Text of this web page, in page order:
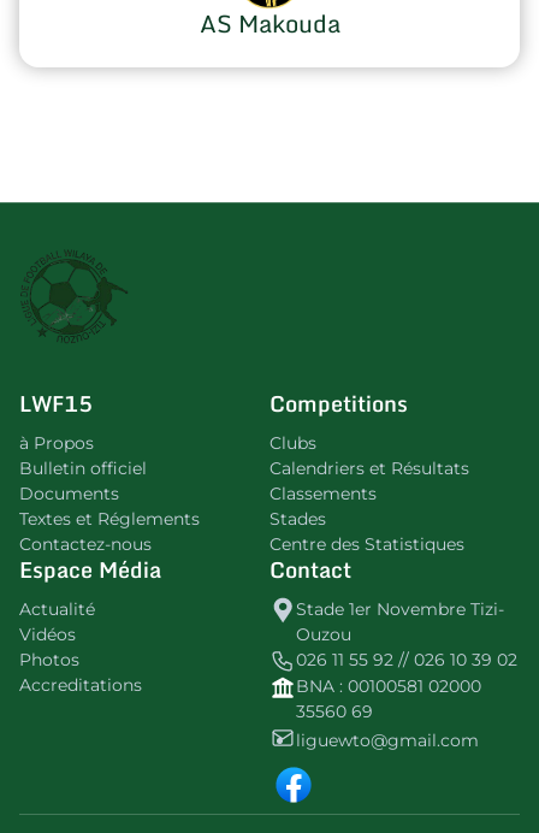
AS Makouda
LWF15
à Propos
Bulletin officiel
Documents
Textes et Réglements
Contactez-nous
Competitions
Clubs
Calendriers et Résultats
Classements
Stades
Centre des Statistiques
Espace Média
Actualité
Vidéos
Photos
Accreditations
Contact
Stade 1er Novembre Tizi-
Ouzou
026 11 55 92 // 026 10 39 02
BNA : 00100581 02000
35560 69
liguewto@gmail.com